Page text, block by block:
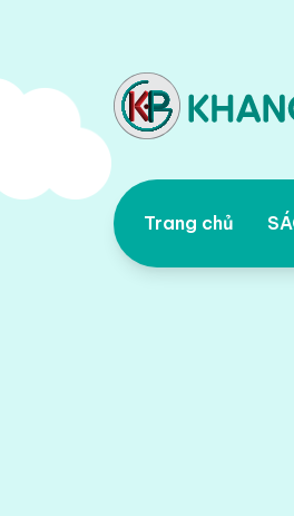
Trang chủ